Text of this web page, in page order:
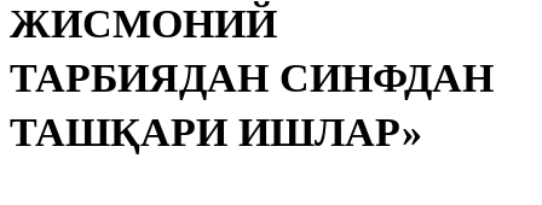
ЖИСМОНИЙ
ТАРБИЯДАН СИНФДАН
ТАШҚАРИ ИШЛАР»